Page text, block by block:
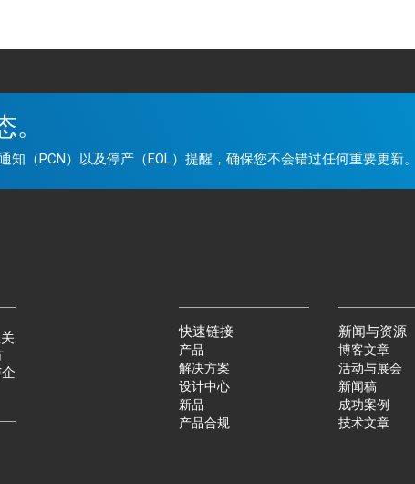
（PCN）以及停产（EOL）提醒，确保您不会错过任何重要更新。
快速链接
产品
解决方案
设计中心
新品
产品合规
新闻与资源
博客文章
活动与展会
新闻稿
成功案例
技术文章